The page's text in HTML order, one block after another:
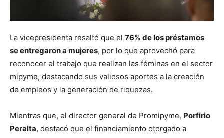
La vicepresidenta resaltó que el 76% de los préstamos
se entregaron a mujeres, por lo que aprovechó para
reconocer el trabajo que realizan las féminas en el sector
mipyme, destacando sus valiosos aportes a la creación
de empleos y la generación de riquezas.
Mientras que, el director general de Promipyme, Porfirio
Peralta, destacó que el financiamiento otorgado a